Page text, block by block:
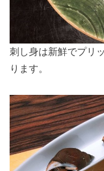
刺し身は新鮮でプリ
ります。